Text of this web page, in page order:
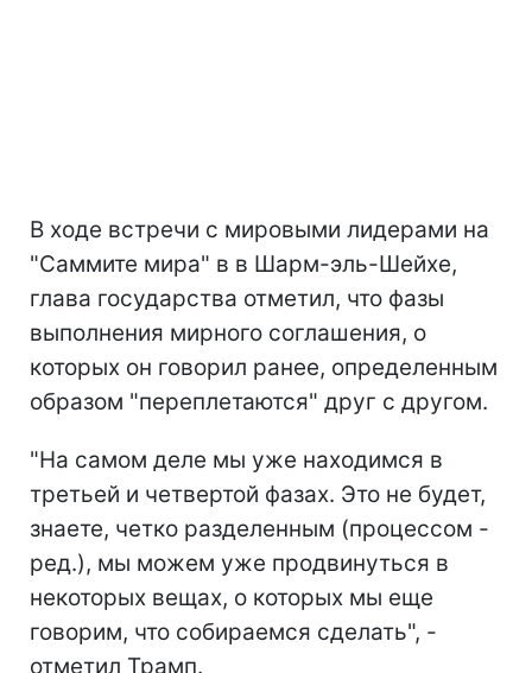
В ходе встречи с мировыми лидерами на
"Саммите мира" в в Шарм-эль-Шейхе,
глава государства отметил, что фазы
выполнения мирного соглашения, о
которых он говорил ранее, определенным
образом "переплетаются" друг с другом.
"На самом деле мы уже находимся в
третьей и четвертой фазах. Это не будет,
знаете, четко разделенным (процессом -
ред.), мы можем уже продвинуться в
некоторых вещах, о которых мы еще
говорим, что собираемся сделать", -
отметил Трамп.